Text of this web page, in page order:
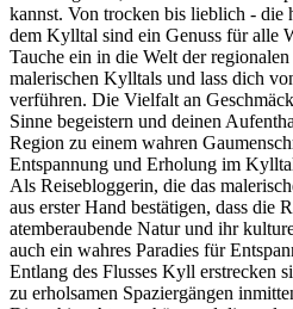
kannst. Von trocken bis lieblich - die
dem Kylltal sind ein Genuss für alle
Tauche ein in die Welt der
malerischen Kylltals und lass dich
verführen. Die Vielfalt an
Sinne begeistern und deinen
Region zu einem wahren
Entspannung und Erholung im
Als Reisebloggerin, die das
aus erster Hand bestätigen, dass die
atemberaubende Natur und ihr
auch ein wahres Paradies für
Entlang des Flusses Kyll erstrecken
zu erholsamen Spaziergängen